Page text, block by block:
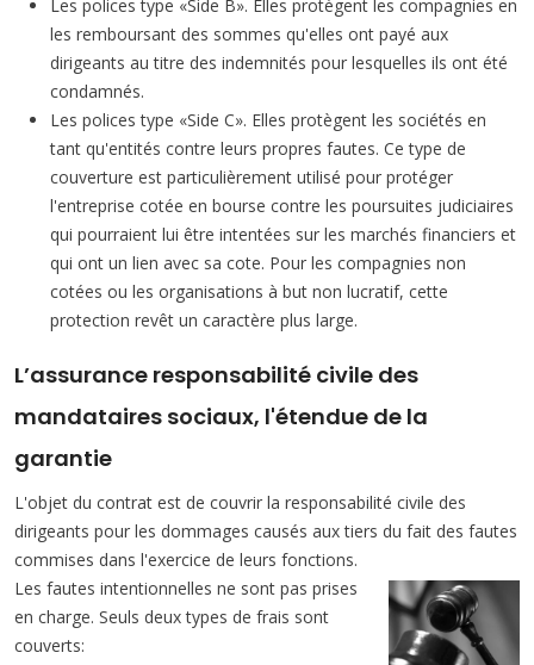
Les polices type «Side B». Elles protègent les compagnies en
les remboursant des sommes qu'elles ont payé aux
dirigeants au titre des indemnités pour lesquelles ils ont été
condamnés.
Les polices type «Side C». Elles protègent les sociétés en
tant qu'entités contre leurs propres fautes. Ce type de
couverture est particulièrement utilisé pour protéger
l'entreprise cotée en bourse contre les poursuites judiciaires
qui pourraient lui être intentées sur les marchés financiers et
qui ont un lien avec sa cote. Pour les compagnies non
cotées ou les organisations à but non lucratif, cette
protection revêt un caractère plus large.
L’assurance responsabilité civile des
mandataires sociaux, l'étendue de la
garantie
L'objet du contrat est de couvrir la responsabilité civile des
dirigeants pour les dommages causés aux tiers du fait des fautes
commises dans l'exercice de leurs fonctions.
Les fautes intentionnelles ne sont pas prises
en charge. Seuls deux types de frais sont
couverts: